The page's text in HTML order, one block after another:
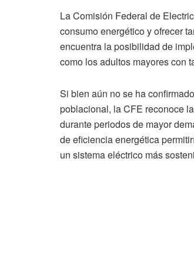
La Comisión Federal de
consumo energético y ofrecer
encuentra la posibilidad de
como los adultos mayores con
Si bien aún no se ha
poblacional, la CFE reconoce
durante periodos de mayor
de eficiencia energética
un sistema eléctrico más